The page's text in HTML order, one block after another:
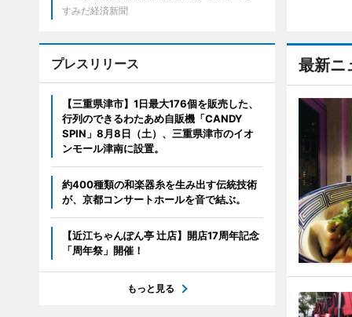
最新ニ
すみだ経済新聞
プレスリリース
【三重県津市】1日最大176個を販売した、
行列のできるわたあめ自販機「CANDY
SPIN」8月8日（土）、三重県津市のイオ
ンモール津南に設置。
約400種類の和楽器糸を生み出す伝統技術
が、京都コンサートホールを音で結ぶ。
【近江ちゃんぽん亭 辻店】開店17周年記念
「周年祭」開催！
もっと見る